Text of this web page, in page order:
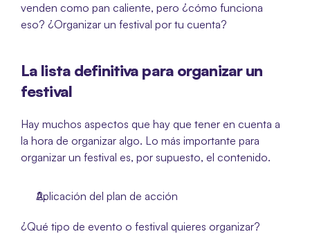
venden como pan caliente, pero ¿cómo funciona
eso? ¿Organizar un festival por tu cuenta?
La lista definitiva para organizar un
festival
Hay muchos aspectos que hay que tener en cuenta a
la hora de organizar algo. Lo más importante para
organizar un festival es, por supuesto, el contenido.
Aplicación del plan de acción
¿Qué tipo de evento o festival quieres organizar?